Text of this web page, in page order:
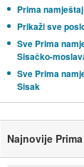
Prima
Prikaži sve
Sve Prima
Sisačko-
Sve Prima
Sisak
Najnovije